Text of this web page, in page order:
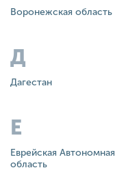
Воронежская область
Д
Дагестан
Е
Еврейская Автономная
область